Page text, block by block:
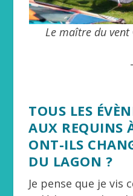
Le maître du
TOUS LES
AUX REQUINS
ONT-ILS
DU LAGON ?
Je pense que je vis